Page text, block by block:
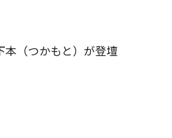
本（つかもと）が登壇